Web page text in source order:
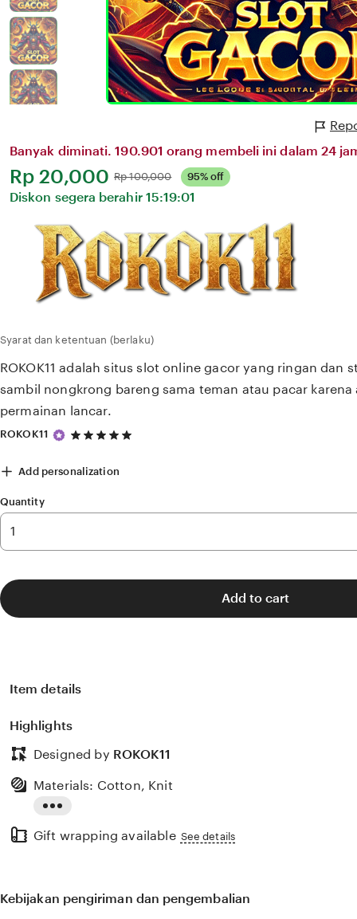
Banyak diminati. 190.901 orang membeli ini dalam 24
Harga:
Rp 20,000 Normal:
Rp 100,000 95% off
Diskon segera berahir 15:19:01
Syarat dan ketentuan (berlaku)
ROKOK11 adalah situs slot online gacor yang ringan dan
sambil nongkrong bareng sama teman atau pacar karena
permainan lancar.
ROKOK11
5
5
Add personalization
Quantity
Add to cart
Item details
Highlights
Designed by ROKOK11
the
Materials: Cotton, Knit
Gift wrapping available See details
Kebijakan pengiriman dan pengembalian